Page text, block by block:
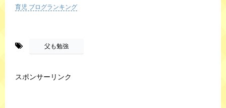
育児 ブログランキング
父も勉強
スポンサーリンク